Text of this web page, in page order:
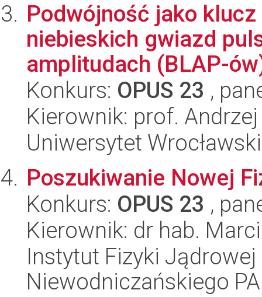
Podwójność jako
niebieskich gwiazd
amplitudach (BLAP-
Konkurs: OPUS 23 ,
Kierownik: prof.
Uniwersytet
Poszukiwanie Nowej
Konkurs: OPUS 23 ,
Kierownik: dr hab.
Instytut Fizyki
Niewodniczańskiego